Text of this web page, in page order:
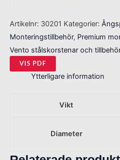
Artikelnr: 30201 Kategorier:
Monteringstillbehör, Premium
Vento stålskorstenar och
VIS PDF
Ytterligare information
Vikt
Diameter